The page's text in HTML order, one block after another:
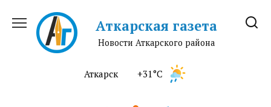
содержанию
Аткарская газета
Новости Аткарского района
Аткарск +31°C